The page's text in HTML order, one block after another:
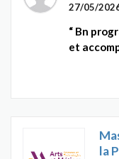
27/05/
Bn
et
la